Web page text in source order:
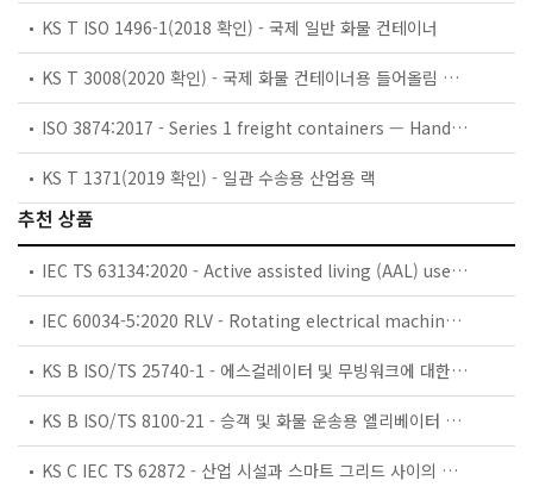
KS T ISO 1496-1(2018 확인) - 국제 일반 화물 컨테이너
KS T 3008(2020 확인) - 국제 화물 컨테이너용 들어올림 고리 및 체결 고리
ISO 3874:2017 - Series 1 freight containers — Handling and securing
KS T 1371(2019 확인) - 일관 수송용 산업용 랙
추천 상품
IEC TS 63134:2020 - Active assisted living (AAL) use cases
IEC 60034-5:2020 RLV - Rotating electrical machines - Part 5: Degrees of protection provided by the integral design of rotating electrical machines (IP code) - Classification
KS B ISO/TS 25740-1 - 에스컬레이터 및 무빙워크에 대한 안전요건 — 제1부: 세계공통 필수 안전요건(GESRs)
KS B ISO/TS 8100-21 - 승객 및 화물 운송용 엘리베이터 —제21부: 세계공통 필수안전요건(GESRs)을 충족하는 세계공통 안전 파라미터(GSPs)
KS C IEC TS 62872 - 산업 시설과 스마트 그리드 사이의 산업 공정 측정, 제어 및 자동화 시스템 인터페이스